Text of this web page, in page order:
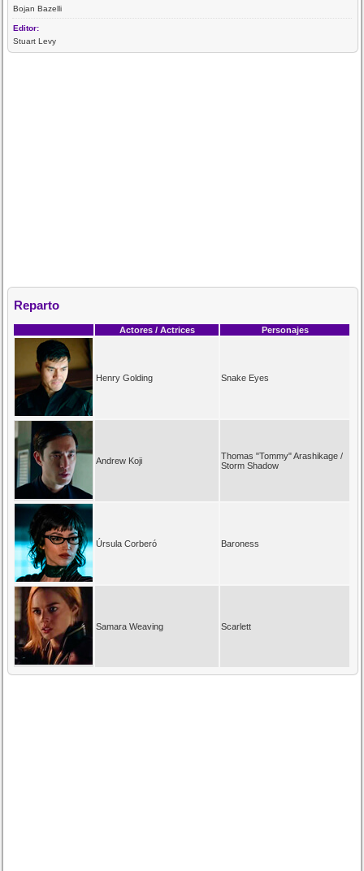
Bojan Bazelli
Editor:
Stuart Levy
Reparto
Actores / Actrices Personajes
Henry Golding Snake Eyes
Andrew Koji
Thomas "Tommy" Arashikage /
Storm Shadow
Úrsula Corberó Baroness
Samara Weaving Scarlett